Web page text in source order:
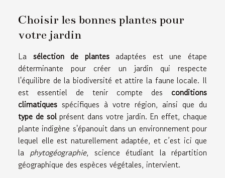
Choisir les bonnes plantes pour
votre jardin
La sélection de plantesadaptées est une étape
déterminante pour créer un jardin qui respecte
l'équilibre de la biodiversité et attire la faune locale. Il
est essentiel de tenir compte des conditions
climatiques spécifiques à votre région, ainsi que du
type de solprésent dans votre jardin. En effet, chaque
plante indigène s'épanouit dans un environnement pour
lequel elle est naturellement adaptée, et c’est ici que
la phytogéographie, science étudiant la répartition
géographique des espèces végétales, intervient.